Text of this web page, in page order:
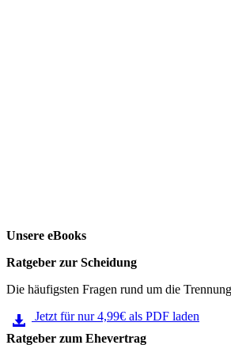
Unsere eBooks
Ratgeber zur Scheidung
Die häufigsten Fragen rund um die
Jetzt für nur 4,99€ als PDF laden
Ratgeber zum Ehevertrag